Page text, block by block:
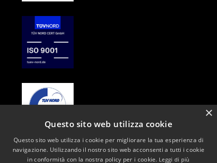
CHI SIAMO
GENERAL CONTRACTOR
×
Questo sito web utilizza cookie
Questo sito web utilizza i cookie per migliorare la tua esperienza di
navigazione. Utilizzando il nostro sito web acconsenti a tutti i cookie
in conformità con la nostra policy per i cookie. Leggi di più